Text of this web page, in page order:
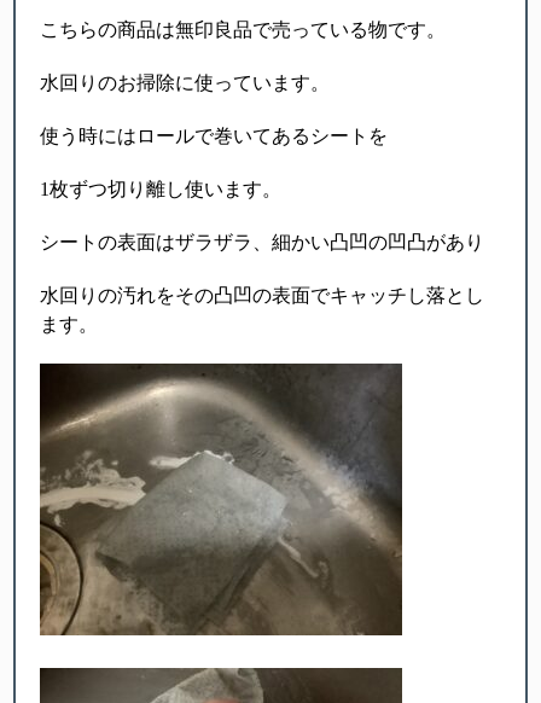
こちらの商品は無印良品で売っている物です。
水回りのお掃除に使っています。
使う時にはロールで巻いてあるシートを
1枚ずつ切り離し使います。
シートの表面はザラザラ、細かい凸凹の凹凸があり
水回りの汚れをその凸凹の表面でキャッチし落とし
ます。